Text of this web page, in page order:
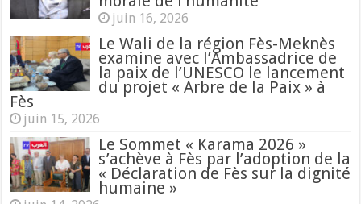
juin 16, 2026
Le Wali de la région Fès-Meknès
examine avec l’Ambassadrice de
la paix de l’UNESCO le lancement
du projet « Arbre de la Paix » à
Fès
juin 15, 2026
Le Sommet « Karama 2026 »
s’achève à Fès par l’adoption de la
« Déclaration de Fès sur la dignité
humaine »